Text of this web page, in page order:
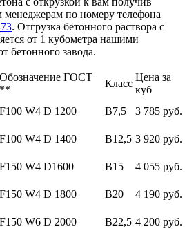
по номеру телефона
. Отгрузка бетонного раствора с
от 1 кубометра нашими
бетонного завода.
Обозначение ГОСТ
**
Класс
Цена за
куб
F100 W4 D 1200 В7,5
3 785 руб.
F100 W4 D 1400 В12,5 3 920 руб.
F150 W4 D1600 В15
4 055 руб.
F150 W4 D 1800 В20
4 190 руб.
F150 W6 D 2000 В22,5 4 200 руб.